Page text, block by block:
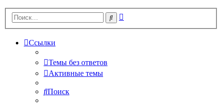
Поиск
Ссылки
Темы без ответов
Активные темы
Поиск